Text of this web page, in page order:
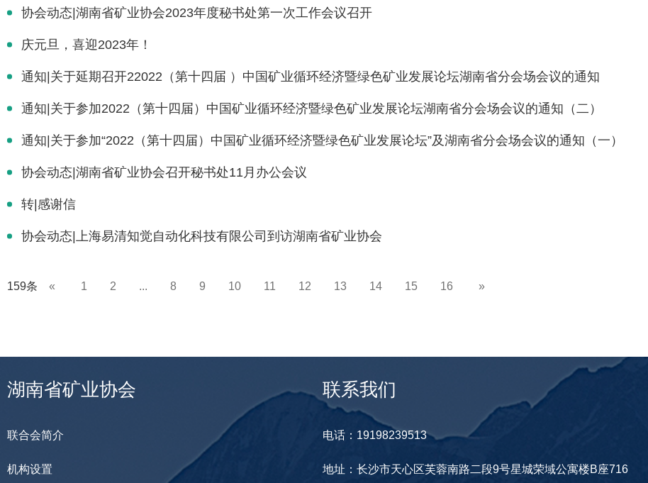
协会动态|湖南省矿业协会2023年度秘书处第一次工作会议召开
庆元旦，喜迎2023年！
通知|关于延期召开22022（第十四届 ）中国矿业循环经济暨绿色矿业发展论坛湖南省分会场会议的通知
通知|关于参加2022（第十四届）中国矿业循环经济暨绿色矿业发展论坛湖南省分会场会议的通知（二）
通知|关于参加“2022（第十四届）中国矿业循环经济暨绿色矿业发展论坛”及湖南省分会场会议的通知（一）
协会动态|湖南省矿业协会召开秘书处11月办公会议
转|感谢信
协会动态|上海易清知觉自动化科技有限公司到访湖南省矿业协会
159条 « 1 2 ... 8 9 10 11 12 13 14 15 16 »
湖南省矿业协会
联合会简介
机构设置
联系我们
电话：19198239513
地址：长沙市天心区芙蓉南路二段9号星城荣域公寓楼B座716